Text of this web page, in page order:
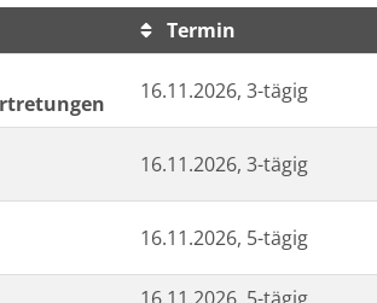
Termin
16.11.2026, 3-tägig
16.11.2026, 3-tägig
16.11.2026, 5-tägig